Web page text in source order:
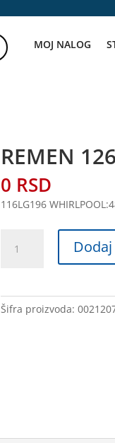
MOJ NALOG
REMEN
0 RSD
116LG196
1265
količina
Šifra proizvoda: